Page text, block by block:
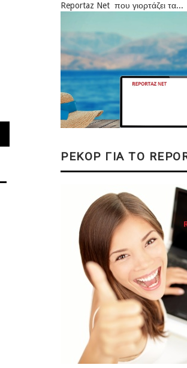
Reportaz Net που γιορτάζει τα...
ΡΕΚΟΡ ΓΙΑ ΤΟ